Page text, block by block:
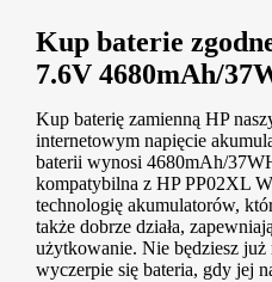
Kup baterie
7.6V 4680mAh/
Kup baterię zamienną HP
internetowym napięcie
baterii wynosi 4680mAh/
kompatybilna z HP PP02XL
technologię akumulatorów,
także dobrze działa,
użytkowanie. Nie będziesz już
wyczerpie się bateria, gdy jej